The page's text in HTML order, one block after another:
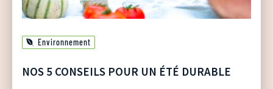
Environnement
NOS 5 CONSEILS POUR UN ÉTÉ DURABLE